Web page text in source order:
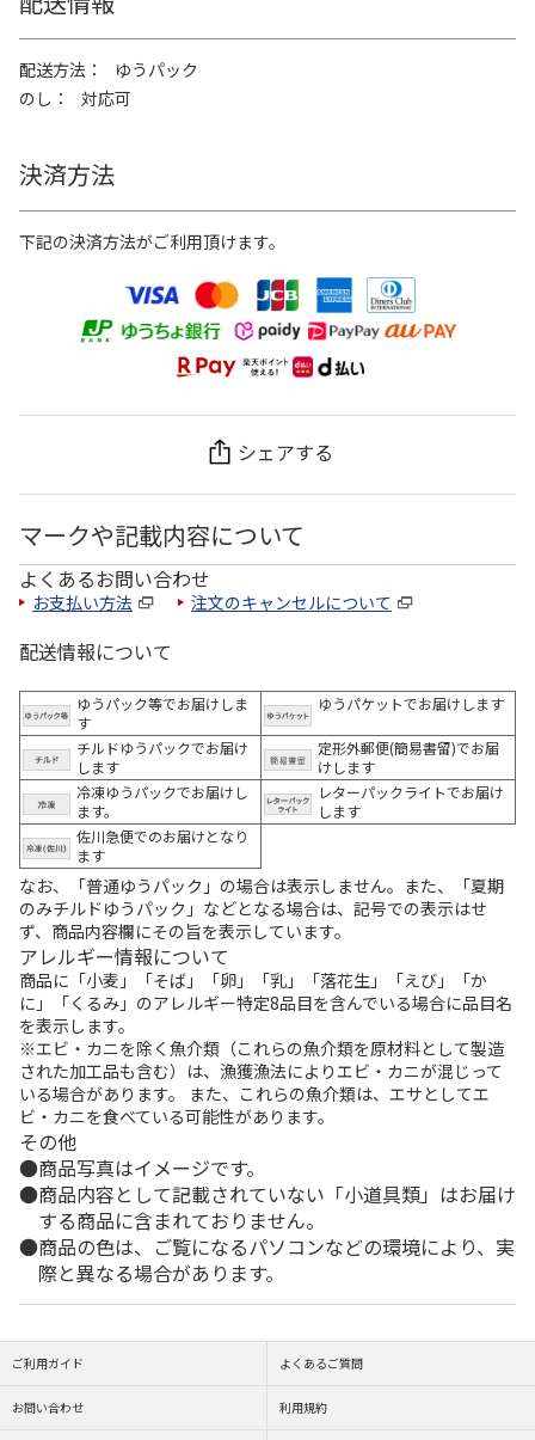
配送方法
ゆうパック
のし
対応可
決済方法
下記の決済方法がご利用頂けます。
シェアする
マークや記載内容について
よくあるお問い合わせ
お支払い方法 注文のキャンセルについて
配送情報について
ゆうパック等でお届けしま
す
ゆうパケットでお届けします
チルドゆうパックでお届け
します
定形外郵便(簡易書留)でお届
けします
冷凍ゆうパックでお届けし
ます。
レターパックライトでお届け
します
佐川急便でのお届けとなり
ます
なお、「普通ゆうパック」の場合は表示しません。また、「夏期
のみチルドゆうパック」などとなる場合は、記号での表示はせ
ず、商品内容欄にその旨を表示しています。
アレルギー情報について
商品に「小麦」「そば」「卵」「乳」「落花生」「えび」「か
に」「くるみ」のアレルギー特定8品目を含んでいる場合に品目名
を表示します。
※エビ・カニを除く魚介類（これらの魚介類を原材料として製造
された加工品も含む）は、漁獲漁法によりエビ・カニが混じって
いる場合があります。 また、これらの魚介類は、エサとしてエ
ビ・カニを食べている可能性があります。
その他
商品写真はイメージです。
商品内容として記載されていない「小道具類」はお届け
する商品に含まれておりません。
商品の色は、ご覧になるパソコンなどの環境により、実
際と異なる場合があります。
ご利用ガイド よくあるご質問
お問い合わせ 利用規約